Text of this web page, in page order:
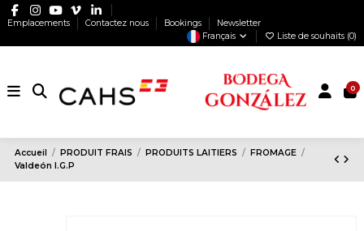
Emplacements Contactez nous Bookings
Newsletter
Français
Liste de souhaits (0)
0
Accueil PRODUIT FRAIS PRODUITS LAITIERS
FROMAGE
Valdeón I.G.P